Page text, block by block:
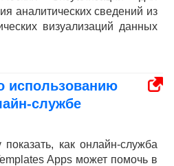
аналитических сведений из
визуализаций данных
использованию
службе
как онлайн-служба
Apps может помочь в